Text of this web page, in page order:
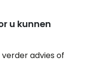
u kunnen
advies of